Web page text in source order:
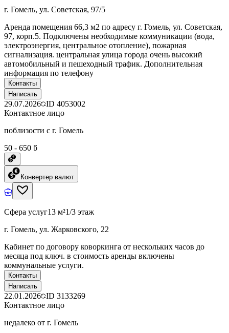
г. Гомель, ул. Советская, 97/5
Аренда помещения 66,3 м2 по адресу г. Гомель, ул. Советская,
97, корп.5. Подключены необходимые коммуникации (вода,
электроэнергия, центральное отопление), пожарная
сигнализация. центральная улица города очень высокий
автомобильный и пешеходный трафик. Дополнительная
информация по телефону
Контакты
Написать
29.07.2026 ID 4053002
Контактное лицо
поблизости с г. Гомель
50 - 650 ƃ
Конвертер валют
Сфера услуг13 м²1/3 этаж
г. Гомель, ул. Жарковского, 22
Кабинет по договору коворкинга от нескольких часов до
месяца под ключ. в стоимость аренды включены
коммунальные услуги.
Контакты
Написать
22.01.2026 ID 3133269
Контактное лицо
недалеко от г. Гомель